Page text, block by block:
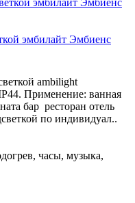
эмбилайт Эмбиенс
ambilight
Применение: ванная
бар ресторан отель
по индивидуал..
часы, музыка,